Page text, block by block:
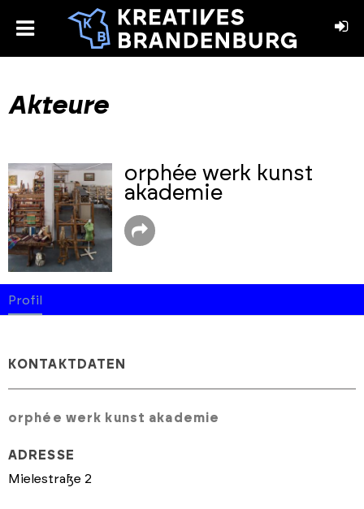
toggle
Akteure
orphée werk kunst
akademie
Profil
KONTAKTDATEN
orphée werk kunst akademie
ADRESSE
Mielestraße 2